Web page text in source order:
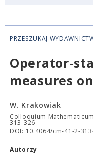
PRZESZUKAJ
Operator-
measures
W. Krakowiak
Colloquium
313-326
DOI: 10.4064/cm-41-2-
Autorzy